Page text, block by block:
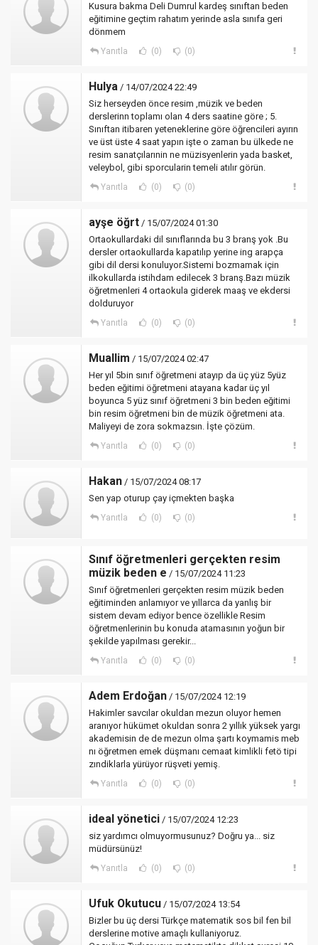
Kusura bakma Deli Dumrul kardeş sınıftan beden
eğitimine geçtim rahatım yerinde asla sınıfa geri
dönmem
Yanıtla (0) (0)
Hulya / 14/07/2024 22:49
Siz herseyden önce resim ,müzik ve beden
derslerinn toplamı olan 4 ders saatine göre ; 5.
Sınıftan itibaren yeteneklerine göre öğrencileri ayırın
ve üst üste 4 saat yapın işte o zaman bu ülkede ne
resim sanatçılarınin ne müzisyenlerin yada basket,
veleybol, gibi sporcularin temeli atılır görün.
Yanıtla (0) (0)
ayşe öğrt / 15/07/2024 01:30
Ortaokullardaki dil sınıflarında bu 3 branş yok .Bu
dersler ortaokullarda kapatılıp yerine ing arapça
gibi dil dersi konuluyor.Sistemi bozmamak için
ilkokullarda istihdam edilecek 3 branş.Bazı müzik
öğretmenleri 4 ortaokula giderek maaş ve ekdersi
dolduruyor
Yanıtla (0) (0)
Muallim / 15/07/2024 02:47
Her yıl 5bin sınıf öğretmeni atayıp da üç yüz 5yüz
beden eğitimi öğretmeni atayana kadar üç yıl
boyunca 5 yüz sınıf öğretmeni 3 bin beden eğitimi
bin resim öğretmeni bin de müzik öğretmeni ata.
Maliyeyi de zora sokmazsın. İşte çözüm.
Yanıtla (0) (0)
Hakan / 15/07/2024 08:17
Sen yap oturup çay içmekten başka
Yanıtla (0) (0)
Sınıf öğretmenleri gerçekten resim
müzik beden e / 15/07/2024 11:23
Sınıf öğretmenleri gerçekten resim müzik beden
eğitiminden anlamıyor ve yıllarca da yanlış bir
sistem devam ediyor bence özellikle Resim
öğretmenlerinin bu konuda atamasının yoğun bir
şekilde yapılması gerekir...
Yanıtla (0) (0)
Adem Erdoğan / 15/07/2024 12:19
Hakimler savcılar okuldan mezun oluyor hemen
aranıyor hükümet okuldan sonra 2 yıllık yüksek yargı
akademisin de de mezun olma şartı koymamis meb
nı öğretmen emek düşmanı cemaat kimlikli fetö tipi
zındiklarla yürüyor rüşveti yemiş.
Yanıtla (0) (0)
ideal yönetici / 15/07/2024 12:23
siz yardımcı olmuyormusunuz? Doğru ya... siz
müdürsünüz!
Yanıtla (0) (0)
Ufuk Okutucu / 15/07/2024 13:54
Bizler bu üç dersi Türkçe matematik sos bil fen bil
derslerine motive amaçlı kullaniyoruz.